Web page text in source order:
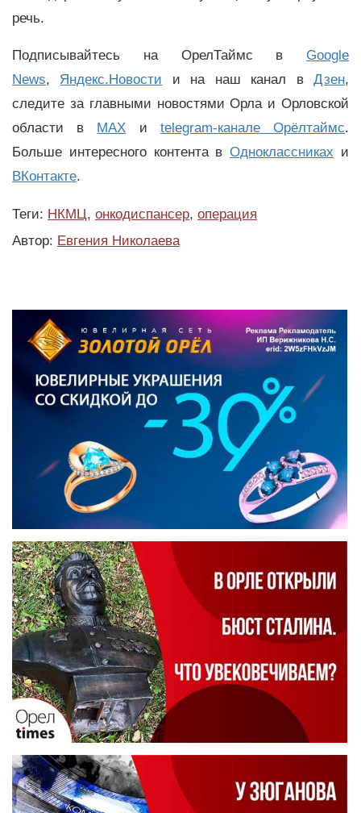
речь.
Подписывайтесь на ОрелТаймс в Google
News, Яндекс.Новости и на наш канал вДзен,
следите за главными новостями Орла и Орловской
области в MAX и telegram-канале Орёлтаймс.
Больше интересного контента вОдноклассниках и
ВКонтакте.
Теги: НКМЦ, онкодиспансер, операция
Автор: Евгения Николаева